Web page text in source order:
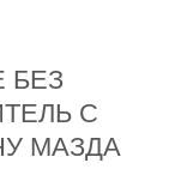
БЕЗ
С
МАЗДА